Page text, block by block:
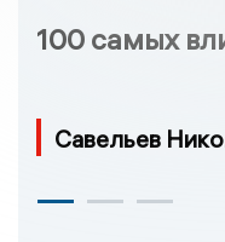
100 самых
Савельев